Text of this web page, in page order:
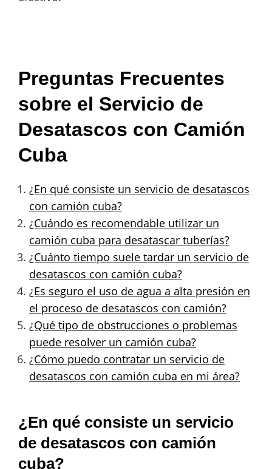
Preguntas Frecuentes
sobre el Servicio de
Desatascos con Camión
Cuba
¿En qué consiste un servicio de desatascos
con camión cuba?
¿Cuándo es recomendable utilizar un
camión cuba para desatascar tuberías?
¿Cuánto tiempo suele tardar un servicio de
desatascos con camión cuba?
¿Es seguro el uso de agua a alta presión en
el proceso de desatascos con camión?
¿Qué tipo de obstrucciones o problemas
puede resolver un camión cuba?
¿Cómo puedo contratar un servicio de
desatascos con camión cuba en mi área?
¿En qué consiste un servicio
de desatascos con camión
cuba?